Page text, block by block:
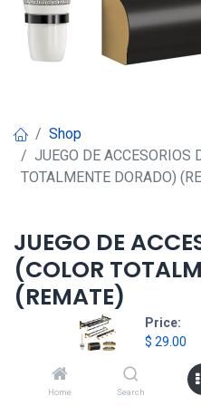
Price:
$ 29.00
Home Search
Shop
JUEGO DE ACCESORIOS
TOTALMENTE DORADO)
JUEGO DE
(COLOR
(REMATE)
29.00